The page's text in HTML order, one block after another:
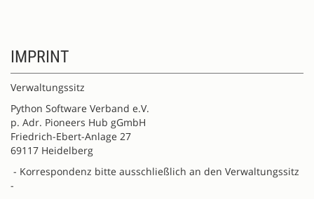
IMPRINT
Verwaltungssitz
Python Software Verband e.V.
p. Adr. Pioneers Hub gGmbH
Friedrich-Ebert-Anlage 27
69117 Heidelberg
- Korrespondenz bitte ausschließlich an den Verwaltungssitz
-